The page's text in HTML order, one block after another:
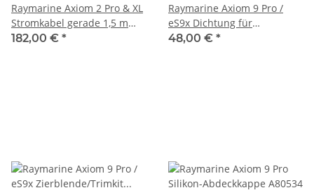
Raymarine Axiom 2 Pro & XL
Stromkabel gerade 1,5 m
A80744
182,00 € *
Raymarine Axiom 9 Pro /
eS9x Dichtung für
Pulteinbau R70385
48,00 € *